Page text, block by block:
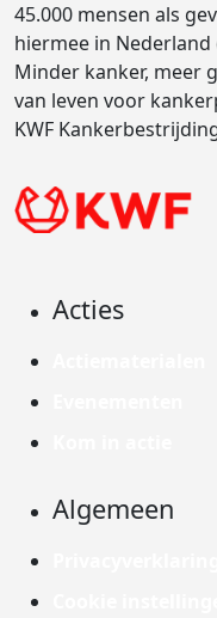
45.000 mensen als
hiermee in
Minder kanker, meer
van leven voor
KWF
Acties
Algemeen